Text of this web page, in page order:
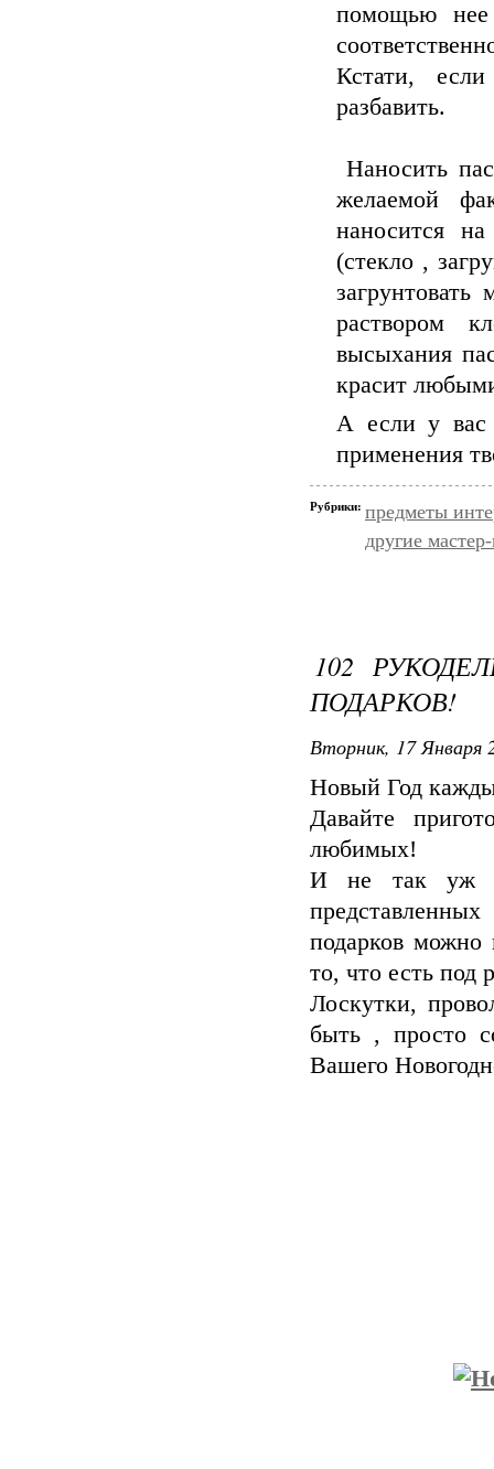
помощью нее
Кстати,
разбавить.
Наносить
желаемой
наносится
(стекло ,
раствором
высыхания
красит
А если у вас
применения
Рубрики: предметы
другие
102
ПОДАРКОВ!
Вторник, 17 Января
Новый Год
Давайте
любимых!
И не так уж и
подарков можно
то, что есть под
Лоскутки,
быть , просто
Вашего